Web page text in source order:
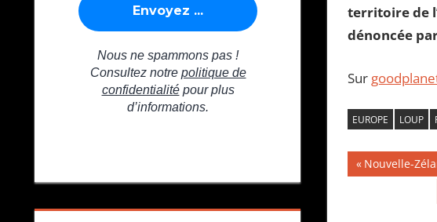
territoire de
dénoncée
Sur
EUROPE LOUP
Publication
précédente :
Nouvelle-